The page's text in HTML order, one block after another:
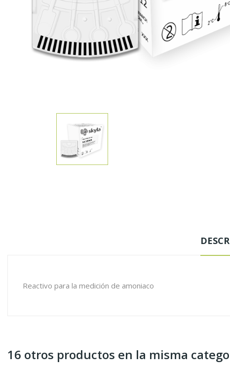
Reactivo para la medición de amoniaco
16 otros productos en la misma